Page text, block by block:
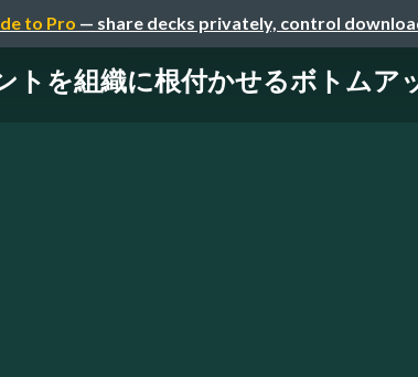
to Pro — share decks privately, control
トを組織に根付かせるボトムア